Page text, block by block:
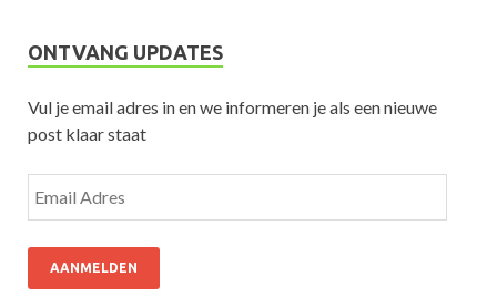
ONTVANG UPDATES
Vul je email adres in en we informeren je als een nieuwe
post klaar staat
AANMELDEN